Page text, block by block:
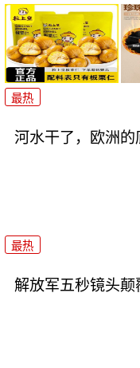
最热
河水干了，欧洲的
最热
解放军五秒镜头